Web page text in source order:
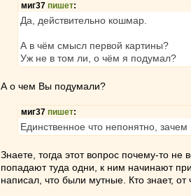
миг37 пишет:
Да, действительно кошмар.
А в чём смысл первой картины?
Уж не в том ли, о чём я подумал?
А о чем Вы подумали?
миг37 пишет:
Единственное что непонятно,
Знаете, тогда этот вопрос почему-то
попадают туда одни, к ним начинают
написал, что были мутные. Кто знает,